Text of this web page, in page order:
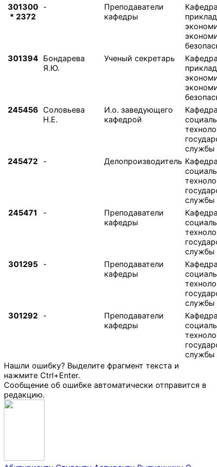
301300
* 2372
-
Преподаватели
кафедры
301394 Бондарева
Я.Ю.
Ученый секретарь
245456 Соловьева
Н.Е.
И.о. заведующего
кафедрой
службы
245472 - Делопроизводитель
службы
245471
-
Преподаватели
кафедры
службы
301295
-
Преподаватели
кафедры
службы
301292
-
Преподаватели
кафедры
службы
Нашли ошибку? Выделите фрагмент текста и
нажмите Ctrl+Enter.
Сообщение об ошибке автоматически отправится в
редакцию.